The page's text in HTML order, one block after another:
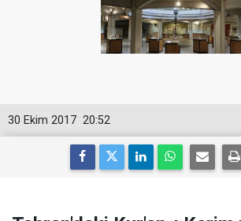
20:52
30 Ekim 2017